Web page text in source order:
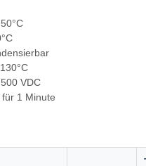
VDC
1 Minute